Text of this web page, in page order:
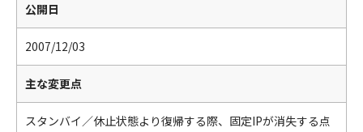
公開日
2007/12/03
主な変更点
スタンバイ／休止状態より復帰する際、固定IPが消失する点